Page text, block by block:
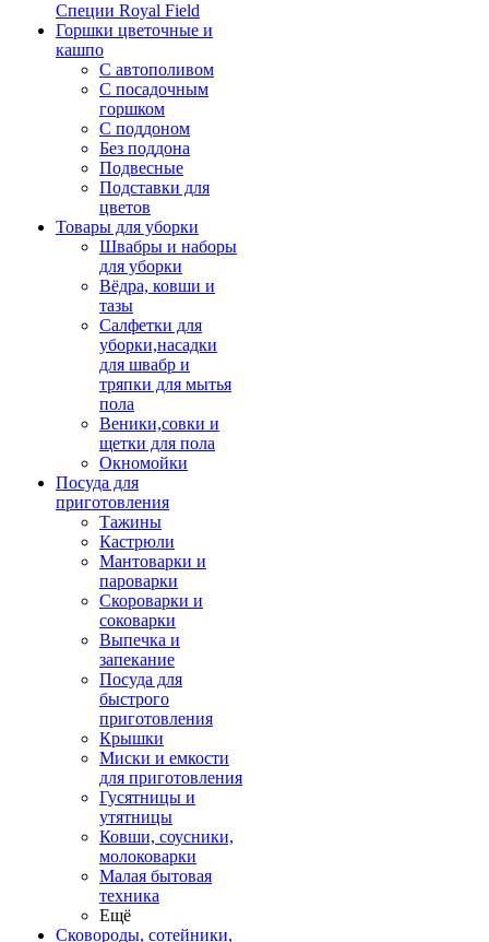
Специи Royal Field
Горшки цветочные и
кашпо
С автополивом
С посадочным
горшком
С поддоном
Без поддона
Подвесные
Подставки для
цветов
Товары для уборки
Швабры и наборы
для уборки
Вёдра, ковши и
тазы
Салфетки для
уборки,насадки
для швабр и
тряпки для мытья
пола
Веники,совки и
щетки для пола
Окномойки
Посуда для
приготовления
Тажины
Кастрюли
Мантоварки и
пароварки
Скороварки и
соковарки
Выпечка и
запекание
Посуда для
быстрого
приготовления
Крышки
Миски и емкости
для приготовления
Гусятницы и
утятницы
Ковши, соусники,
молоковарки
Малая бытовая
техника
Ещё
Сковороды, сотейники,